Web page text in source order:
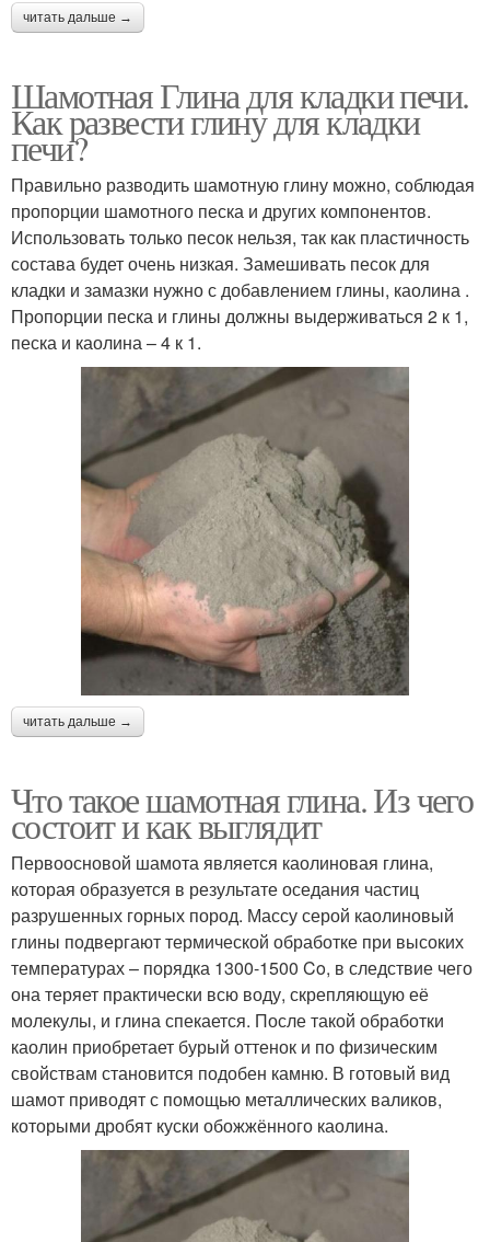
читать дальше →
Шамотная Глина для кладки печи.
Как развести глину для кладки
печи?
Правильно разводить шамотную глину можно, соблюдая
пропорции шамотного песка и других компонентов.
Использовать только песок нельзя, так как пластичность
состава будет очень низкая. Замешивать песок для
кладки и замазки нужно с добавлением глины, каолина .
Пропорции песка и глины должны выдерживаться 2 к 1,
песка и каолина – 4 к 1.
читать дальше →
Что такое шамотная глина. Из чего
состоит и как выглядит
Первоосновой шамота является каолиновая глина,
которая образуется в результате оседания частиц
разрушенных горных пород. Массу серой каолиновый
глины подвергают термической обработке при высоких
температурах – порядка 1300-1500 Co, в следствие чего
она теряет практически всю воду, скрепляющую её
молекулы, и глина спекается. После такой обработки
каолин приобретает бурый оттенок и по физическим
свойствам становится подобен камню. В готовый вид
шамот приводят с помощью металлических валиков,
которыми дробят куски обожжённого каолина.